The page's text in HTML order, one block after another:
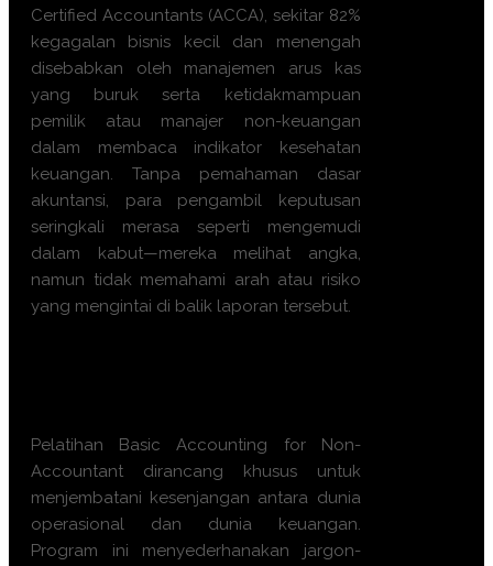
Certified Accountants (ACCA), sekitar 82%
kegagalan bisnis kecil dan menengah
disebabkan oleh manajemen arus kas
yang buruk serta ketidakmampuan
pemilik atau manajer non-keuangan
dalam membaca indikator kesehatan
keuangan. Tanpa pemahaman dasar
akuntansi, para pengambil keputusan
seringkali merasa seperti mengemudi
dalam kabut—mereka melihat angka,
namun tidak memahami arah atau risiko
yang mengintai di balik laporan tersebut.
Pelatihan Basic Accounting for Non-
Accountant dirancang khusus untuk
menjembatani kesenjangan antara dunia
operasional dan dunia keuangan.
Program ini menyederhanakan jargon-